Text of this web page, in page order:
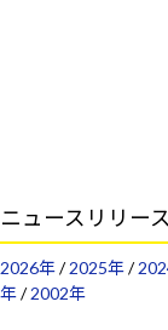
ニュースリリー
2026年/2025年/
年/2002年